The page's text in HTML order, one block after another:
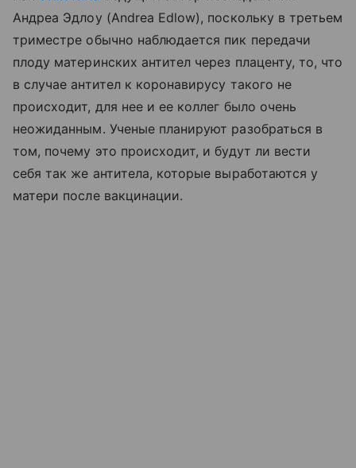
Андреа Эдлоу (Andrea Edlow), поскольку в третьем
триместре обычно наблюдается пик передачи
плоду материнских антител через плаценту, то, что
в случае антител к коронавирусу такого не
происходит, для нее и ее коллег было очень
неожиданным. Ученые планируют разобраться в
том, почему это происходит, и будут ли вести
себя так же антитела, которые выработаются у
матери после вакцинации.